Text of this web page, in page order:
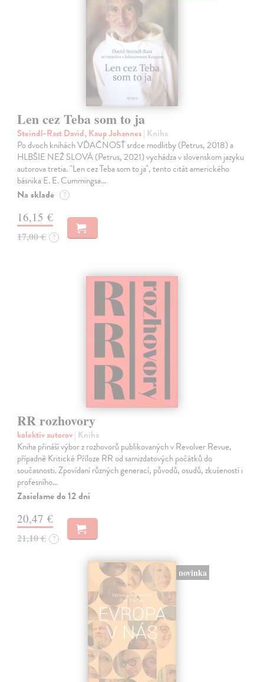
Len cez Teba som to ja
Steindl-Rast David, Kaup Johannes| Kniha
Po dvoch knihách VĎAČNOSŤ srdce modlitby (Petrus, 2018) a
HLBŠIE NEŽ SLOVÁ (Petrus, 2021) vychádza v slovenskom jazyku
autorova tretia. "Len cez Teba som to ja", tento citát amerického
básnika E. E. Cummingsa…
Na sklade ?
16,15 €
17,00 € ?
RR rozhovory
kolektív autorov| Kniha
Kniha přináší výbor z rozhovorů publikovaných v Revolver Revue,
případně Kritické Příloze RR od samizdatových počátků do
současnosti. Zpovídaní různých generací, původů, osudů, zkušeností i
profesního…
Zasielame do 12 dní
20,47 €
21,10 € ?
novinka